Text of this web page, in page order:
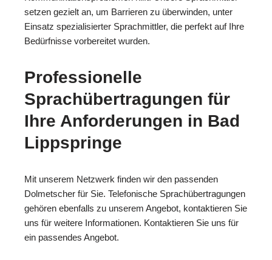
setzen gezielt an, um Barrieren zu überwinden, unter
Einsatz spezialisierter Sprachmittler, die perfekt auf Ihre
Bedürfnisse vorbereitet wurden.
Professionelle
Sprachübertragungen für
Ihre Anforderungen in Bad
Lippspringe
Mit unserem Netzwerk finden wir den passenden
Dolmetscher für Sie. Telefonische Sprachübertragungen
gehören ebenfalls zu unserem Angebot, kontaktieren Sie
uns für weitere Informationen. Kontaktieren Sie uns für
ein passendes Angebot.